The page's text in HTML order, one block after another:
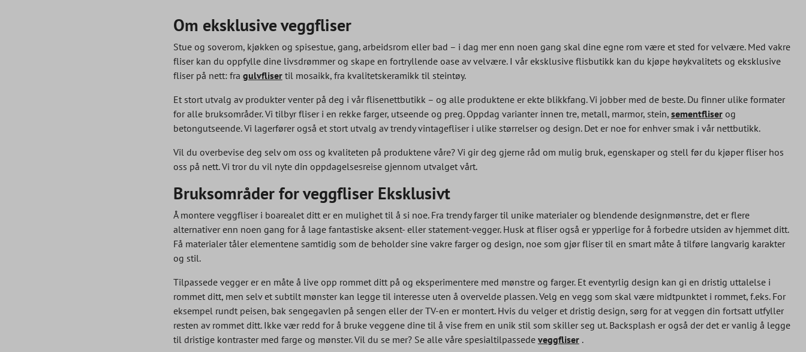
Om eksklusive veggfliser
Stue og soverom, kjøkken og spisestue, gang, arbeidsrom eller bad – i dag mer enn noen gang skal dine egne rom være et sted for velvære. Med vakre
fliser kan du oppfylle dine livsdrømmer og skape en fortryllende oase av velvære. I vår eksklusive flisbutikk kan du kjøpe høykvalitets og eksklusive
fliser på nett: fra gulvflisertil mosaikk, fra kvalitetskeramikk til steintøy.
Et stort utvalg av produkter venter på deg i vår flisenettbutikk – og alle produktene er ekte blikkfang. Vi jobber med de beste. Du finner ulike formater
for alle bruksområder. Vi tilbyr fliser i en rekke farger, utseende og preg. Oppdag varianter innen tre, metall, marmor, stein, sementfliserog
betongutseende. Vi lagerfører også et stort utvalg av trendy vintagefliser i ulike størrelser og design. Det er noe for enhver smak i vår nettbutikk.
Vil du overbevise deg selv om oss og kvaliteten på produktene våre? Vi gir deg gjerne råd om mulig bruk, egenskaper og stell før du kjøper fliser hos
oss på nett. Vi tror du vil nyte din oppdagelsesreise gjennom utvalget vårt.
Bruksområder for veggfliser Eksklusivt
Å montere veggfliser i boarealet ditt er en mulighet til å si noe. Fra trendy farger til unike materialer og blendende designmønstre, det er flere
alternativer enn noen gang for å lage fantastiske aksent- eller statement-vegger. Husk at fliser også er ypperlige for å forbedre utsiden av hjemmet ditt.
Få materialer tåler elementene samtidig som de beholder sine vakre farger og design, noe som gjør fliser til en smart måte å tilføre langvarig karakter
og stil.
Tilpassede vegger er en måte å live opp rommet ditt på og eksperimentere med mønstre og farger. Et eventyrlig design kan gi en dristig uttalelse i
rommet ditt, men selv et subtilt mønster kan legge til interesse uten å overvelde plassen. Velg en vegg som skal være midtpunktet i rommet, f.eks. For
eksempel rundt peisen, bak sengegavlen på sengen eller der TV-en er montert. Hvis du velger et dristig design, sørg for at veggen din fortsatt utfyller
resten av rommet ditt. Ikke vær redd for å bruke veggene dine til å vise frem en unik stil som skiller seg ut. Backsplash er også der det er vanlig å legge
til dristige kontraster med farge og mønster. Vil du se mer? Se alle våre spesialtilpassede veggfliser.